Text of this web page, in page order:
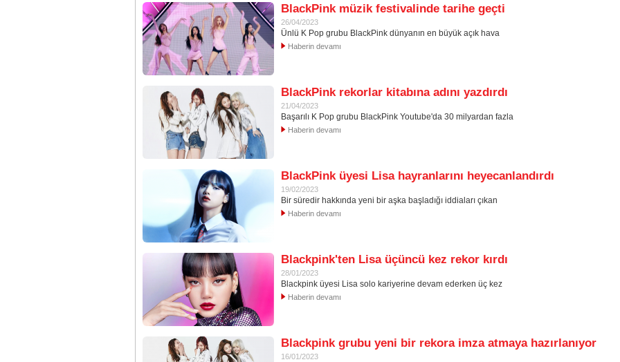
BlackPink müzik festivalinde tarihe geçti
26/04/2023
Ünlü K Pop grubu BlackPink dünyanın en büyük açık hava
Haberin devamı
BlackPink rekorlar kitabına adını yazdırdı
21/04/2023
Başarılı K Pop grubu BlackPink Youtube'da 30 milyardan fazla
Haberin devamı
BlackPink üyesi Lisa hayranlarını heyecanlandırdı
19/02/2023
Bir süredir hakkında yeni bir aşka başladığı iddiaları çıkan
Haberin devamı
Blackpink'ten Lisa üçüncü kez rekor kırdı
28/01/2023
Blackpink üyesi Lisa solo kariyerine devam ederken üç kez
Haberin devamı
Blackpink grubu yeni bir rekora imza atmaya hazırlanıyor
16/01/2023